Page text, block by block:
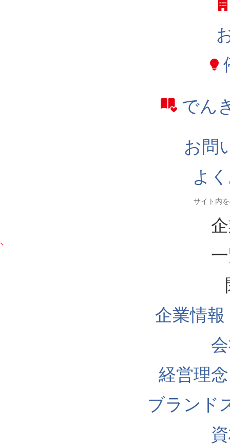
でん
お問
よ
企業情
経営理
ブランド